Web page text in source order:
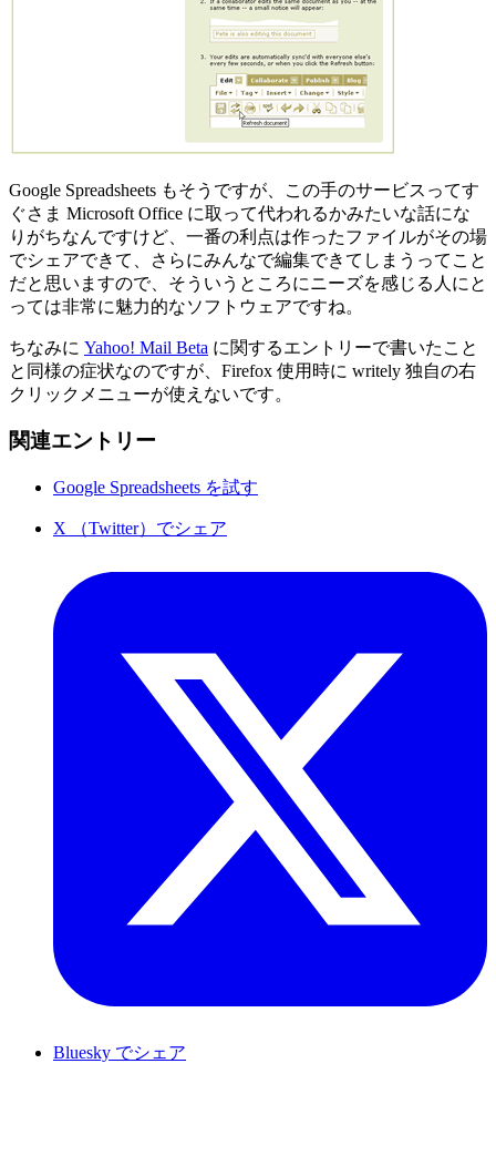
Google Spreadsheets もそうですが、この手のサービスってす
ぐさま Microsoft Office に取って代われるかみたいな話にな
りがちなんですけど、一番の利点は作ったファイルがその場
でシェアできて、さらにみんなで編集できてしまうってこと
だと思いますので、そういうところにニーズを感じる人にと
っては非常に魅力的なソフトウェアですね。
ちなみに Yahoo! Mail Beta に関するエントリーで書いたこと
と同様の症状なのですが、Firefox 使用時に writely 独自の右
クリックメニューが使えないです。
関連エントリー
Google Spreadsheets を試す
X （Twitter）でシェア
Bluesky でシェア